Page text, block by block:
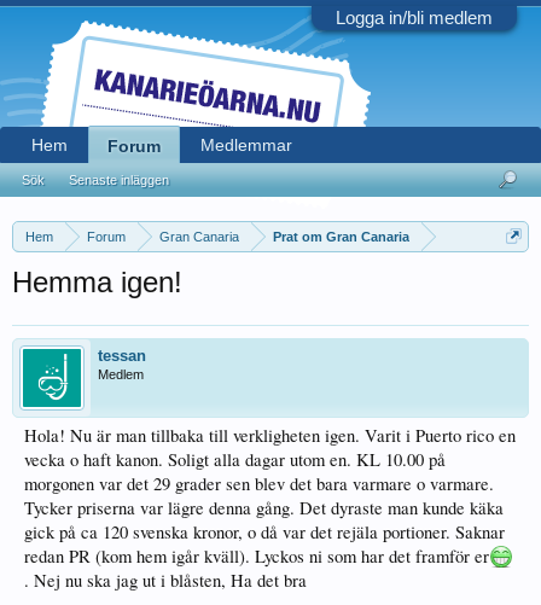
Logga in/bli medlem
Hem Forum Gran Canaria Prat om Gran Canaria
Hemma igen!
tessan
Medlem
Hola! Nu är man tillbaka till verkligheten igen. Varit i Puerto rico en
vecka o haft kanon. Soligt alla dagar utom en. KL 10.00 på
morgonen var det 29 grader sen blev det bara varmare o varmare.
Tycker priserna var lägre denna gång. Det dyraste man kunde käka
gick på ca 120 svenska kronor, o då var det rejäla portioner. Saknar
redan PR (kom hem igår kväll). Lyckos ni som har det framför er
. Nej nu ska jag ut i blåsten, Ha det bra
Hem Forum
Sök Senaste inläggen
Medlemmar